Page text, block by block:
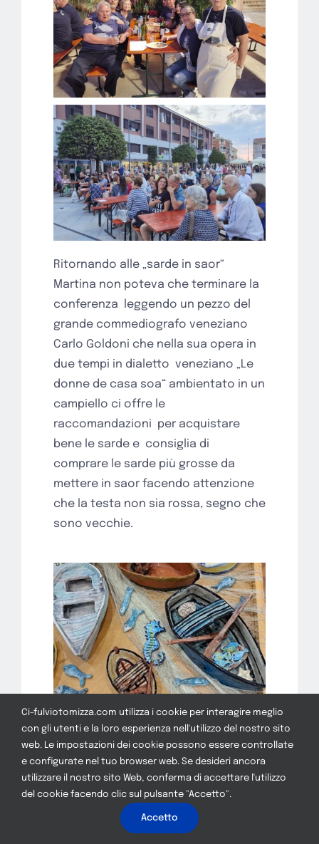
Ritornando alle „sarde in saor“
Martina non poteva che terminare la
conferenza
leggendo un pezzo del
grande commediografo veneziano
Carlo Goldoni che nella sua opera in
due tempi in dialetto veneziano „Le
donne de casa soa“ ambientato in un
campiello ci offre le
raccomandazioni per acquistare
bene le sarde e consiglia di
comprare le sarde più grosse da
mettere in saor facendo attenzione
che la testa non sia rossa, segno che
sono vecchie.
Ci-fulviotomizza.com utilizza i cookie per interagire meglio
con gli utenti e la loro esperienza nell'utilizzo del nostro sito
web. Le impostazioni dei cookie possono essere controllate
e configurate nel tuo browser web. Se desideri ancora
utilizzare il nostro sito Web, conferma di accettare l'utilizzo
del cookie facendo clic sul pulsante "Accetto".
Accetto